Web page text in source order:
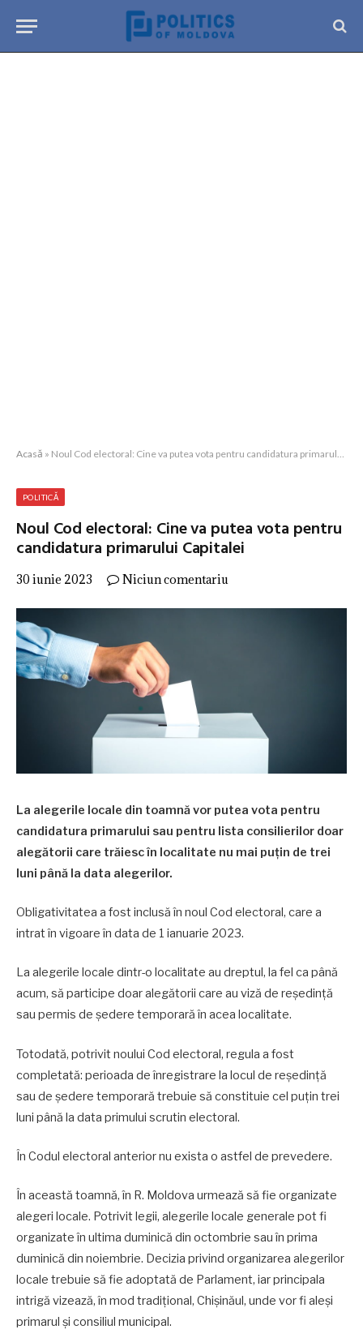
Acasă » Noul Cod electoral: Cine va putea vota pentru candidatura primarului Capitalei
POLITICĂ
Noul Cod electoral: Cine va putea vota pentru
candidatura primarului Capitalei
30 iunie 2023 Niciun comentariu
La alegerile locale din toamnă vor putea vota pentru
candidatura primarului sau pentru lista consilierilor doar
alegătorii care trăiesc în localitate nu mai puțin de trei
luni până la data alegerilor.
Obligativitatea a fost inclusă în noul Cod electoral, care a
intrat în vigoare în data de 1 ianuarie 2023.
La alegerile locale dintr-o localitate au dreptul, la fel ca până
acum, să participe doar alegătorii care au viză de reședință
sau permis de ședere temporară în acea localitate.
Totodată, potrivit noului Cod electoral, regula a fost
completată: perioada de înregistrare la locul de reședință
sau de ședere temporară trebuie să constituie cel puțin trei
luni până la data primului scrutin electoral.
În Codul electoral anterior nu exista o astfel de prevedere.
În această toamnă, în R. Moldova urmează să fie organizate
alegeri locale. Potrivit legii, alegerile locale generale pot fi
organizate în ultima duminică din octombrie sau în prima
duminică din noiembrie. Decizia privind organizarea alegerilor
locale trebuie să fie adoptată de Parlament, iar principala
intrigă vizează, în mod tradițional, Chișinăul, unde vor fi aleși
primarul și consiliul municipal.